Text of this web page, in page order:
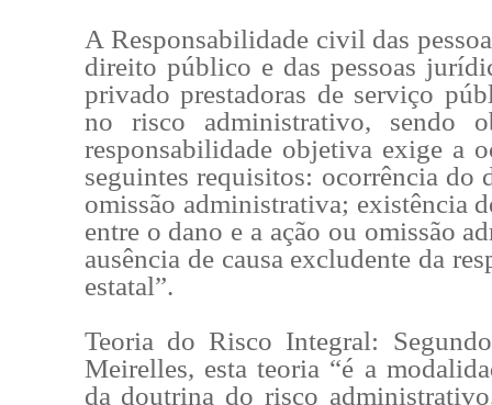
A Responsabilidade civil das
direito público e das pessoas
privado prestadoras de serviço
no risco administrativo, sendo
responsabilidade objetiva exige a
seguintes requisitos: ocorrência do
omissão administrativa; existência
entre o dano e a ação ou omissão
ausência de causa excludente da
estatal”.
Teoria do Risco Integral:
Meirelles, esta teoria “é a
da doutrina do risco